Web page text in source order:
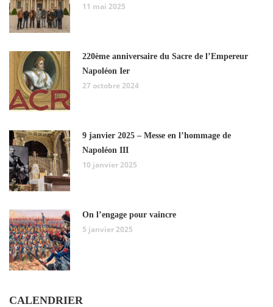
11 mai 2025
220ème anniversaire du Sacre de l’Empereur
Napoléon Ier
27 octobre 2024
9 janvier 2025 – Messe en l’hommage de
Napoléon III
10 janvier 2025
On l’engage pour vaincre
5 janvier 2025
CALENDRIER